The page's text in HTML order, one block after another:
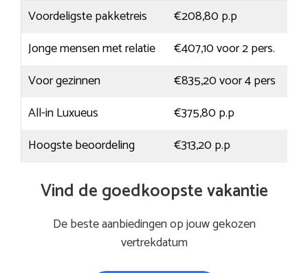
Voordeligste pakketreis
€208,80 p.p
Jonge mensen met relatie
€407,10 voor 2 pers.
Voor gezinnen
€835,20 voor 4 pers
All-in Luxueus
€375,80 p.p
Hoogste beoordeling
€313,20 p.p
Vind de goedkoopste vakantie
De beste aanbiedingen op jouw gekozen
vertrekdatum